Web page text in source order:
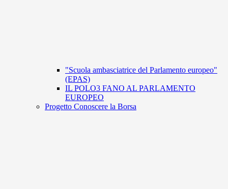
"Scuola ambasciatrice del Parlamento europeo"
(EPAS)
IL POLO3 FANO AL PARLAMENTO
EUROPEO
Progetto Conoscere la Borsa